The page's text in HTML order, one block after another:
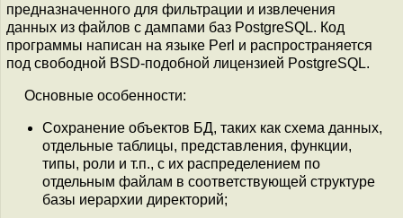
предназначенного для фильтрации и извлечения
данных из файлов с дампами баз PostgreSQL. Код
программы написан на языке Perl и распространяется
под свободной BSD-подобной лицензией PostgreSQL.
Основные особенности:
Сохранение объектов БД, таких как схема данных,
отдельные таблицы, представления, функции,
типы, роли и т.п., с их распределением по
отдельным файлам в соответствующей структуре
базы иерархии директорий;